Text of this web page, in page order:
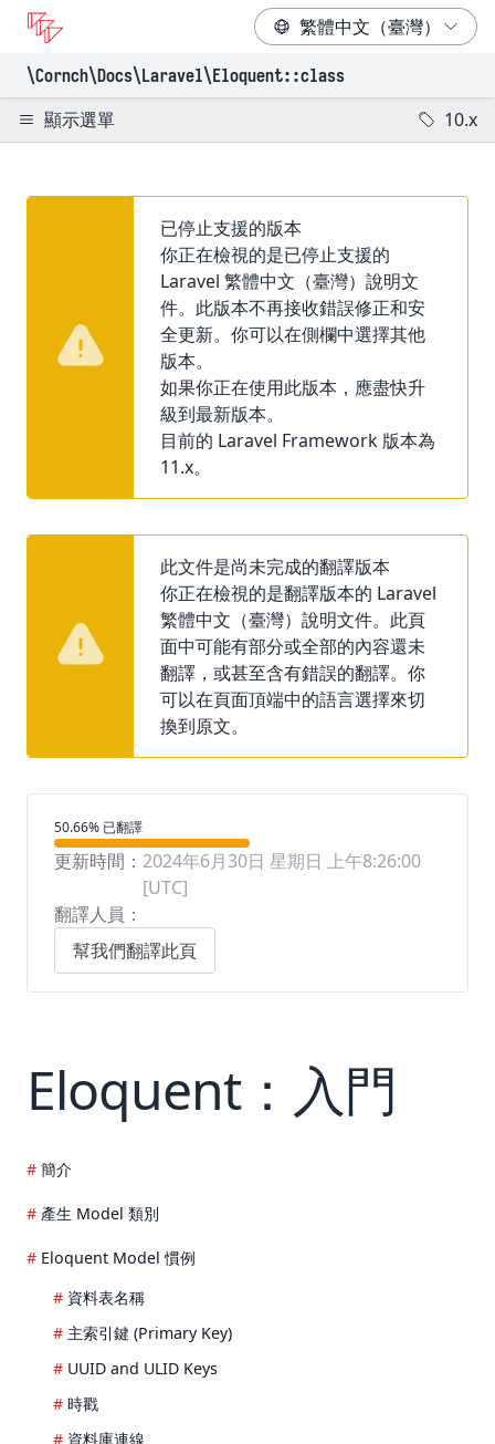
\Cornch\Docs\Laravel\Eloquent::class
顯示選單 10.x
已停止支援的版本
你正在檢視的是已停止支援的
Laravel 繁體中文（臺灣）說明文
件。此版本不再接收錯誤修正和安
全更新。你可以在側欄中選擇其他
版本。
如果你正在使用此版本，應盡快升
級到最新版本。
目前的 Laravel Framework 版本為
11.x。
此文件是尚未完成的翻譯版本
你正在檢視的是翻譯版本的 Laravel
繁體中文（臺灣）說明文件。此頁
面中可能有部分或全部的內容還未
翻譯，或甚至含有錯誤的翻譯。你
可以在頁面頂端中的語言選擇來切
換到原文。
翻譯進度
50.66% 已翻譯
更新時間： 2024年6月30日 星期日 上午8:26:00
[UTC]
翻譯人員：
幫我們翻譯此頁
Eloquent：入門
簡介
產生 Model 類別
Eloquent Model 慣例
資料表名稱
主索引鍵 (Primary Key)
UUID and ULID Keys
時戳
資料庫連線